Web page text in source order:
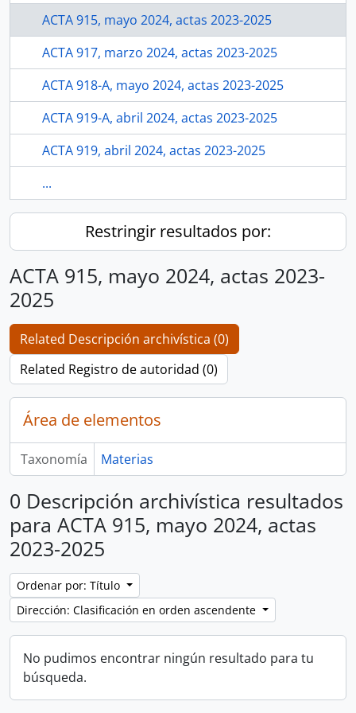
ACTA 915, mayo 2024, actas 2023-2025
ACTA 917, marzo 2024, actas 2023-2025
ACTA 918-A, mayo 2024, actas 2023-2025
ACTA 919-A, abril 2024, actas 2023-2025
ACTA 919, abril 2024, actas 2023-2025
...
Restringir resultados por:
ACTA 915, mayo 2024, actas 2023-
2025
Related Descripción archivística (0)
Related Registro de autoridad (0)
Área de elementos
Taxonomía Materias
0 Descripción archivística resultados
para ACTA 915, mayo 2024, actas
2023-2025
Ordenar por: Título
Dirección: Clasificación en orden ascendente
No pudimos encontrar ningún resultado para tu
búsqueda.